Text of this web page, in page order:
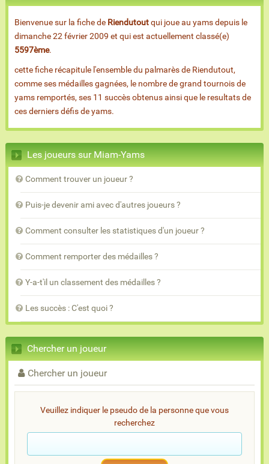
Bienvenue sur la fiche de Riendutoutqui joue au yams depuis le
dimanche 22 février 2009 et qui est actuellement classé(e)
5597ème.
cette fiche récapitule l'ensemble du palmarès de Riendutout,
comme ses médailles gagnées, le nombre de grand tournois de
yams remportés, ses 11 succès obtenus ainsi que le resultats de
ces derniers défis de yams.
Les joueurs sur Miam-Yams
Comment trouver un joueur ?
Puis-je devenir ami avec d'autres joueurs ?
Comment consulter les statistiques d'un joueur ?
Comment remporter des médailles ?
Y-a-t'il un classement des médailles ?
Les succès : C'est quoi ?
Chercher un joueur
Chercher un joueur
Veuillez indiquer le pseudo de la personne que vous
recherchez